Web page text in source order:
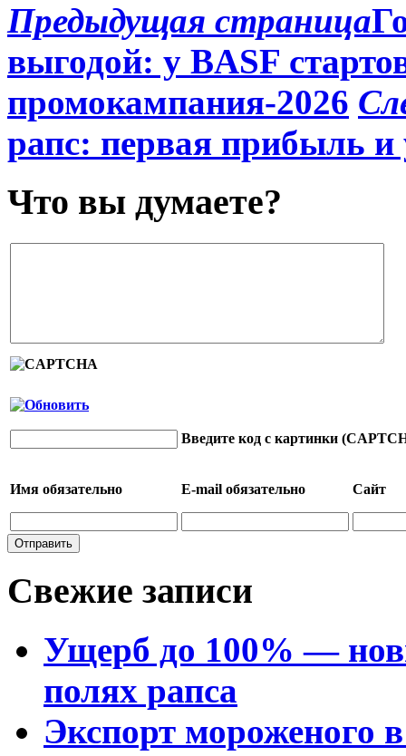
Предыдущая страница
выгодой: у BASF
промокампания-2026
рапс: первая прибыль и
Что вы думаете?
Введите код с картинки
Имя обязательно E-mail обязательно Сайт
Свежие записи
Ущерб до 100% —
полях рапса
Экспорт мороженого